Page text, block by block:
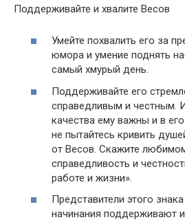
Поддерживайте и хвалите Весов
Умейте похвалить его за
юмора и умение поднять
самый хмурый день.
Поддерживайте его
справедливым и честным.
качества ему важны и в
не пытайтесь кривить
от Весов. Скажите
справедливость и
работе и жизни».
Представители этого
начинания поддерживают